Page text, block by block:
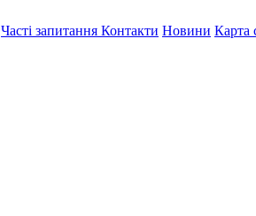
Часті запитання Контакти Новини Карта